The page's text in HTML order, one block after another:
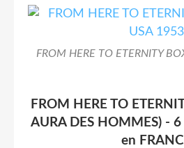
FROM HERE TO ETERNITY
FROM HERE TO
AURA DES HOMMES) -
en